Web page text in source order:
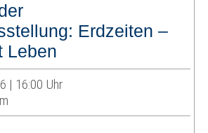
Erdzeiten –
Leben
| 16:00 Uhr